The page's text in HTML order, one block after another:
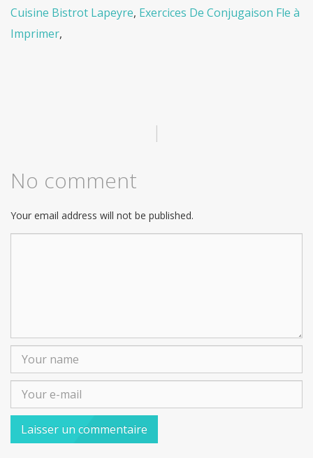
Cuisine Bistrot Lapeyre, Exercices De Conjugaison Fle à
Imprimer,
|
No comment
Your email address will not be published.